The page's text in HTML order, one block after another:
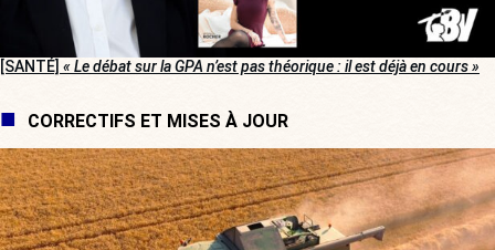
[SANTÉ] « Le débat sur la GPA n’est pas théorique : il est déjà en cours »
CORRECTIFS ET MISES À JOUR